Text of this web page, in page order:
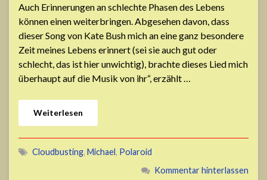
Auch Erinnerungen an schlechte Phasen des Lebens
können einen weiterbringen. Abgesehen davon, dass
dieser Song von Kate Bush mich an eine ganz besondere
Zeit meines Lebens erinnert (sei sie auch gut oder
schlecht, das ist hier unwichtig), brachte dieses Lied mich
überhaupt auf die Musik von ihr“, erzählt …
Weiterlesen
Cloudbusting, Michael, Polaroid
Kommentar hinterlassen